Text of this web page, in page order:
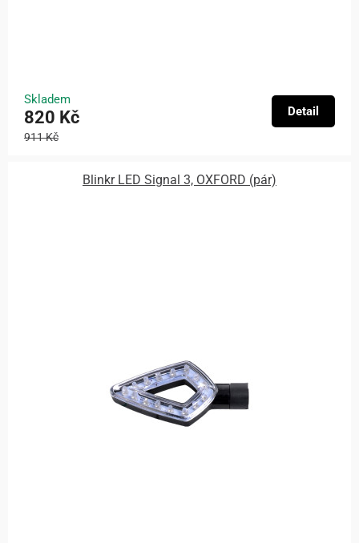
Skladem
820 Kč
911 Kč
Detail
Blinkr LED Signal 3, OXFORD (pár)